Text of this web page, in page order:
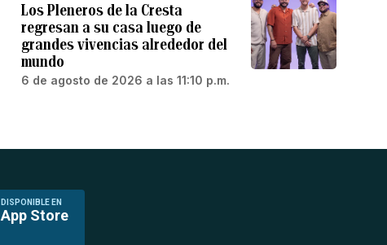
Los Pleneros de la Cresta
regresan a su casa luego de
grandes vivencias alrededor del
mundo
6 de agosto de 2026 a las 11:10 p.m.
DISPONIBLE EN
App Store